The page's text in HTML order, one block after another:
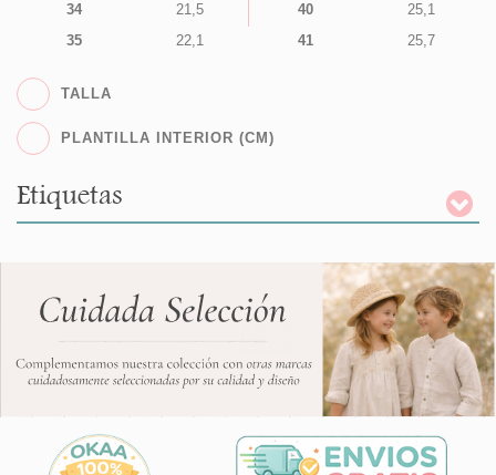
34
21,5
35
22,1
40
25,1
41
25,7
TALLA
PLANTILLA INTERIOR (CM)
Etiquetas